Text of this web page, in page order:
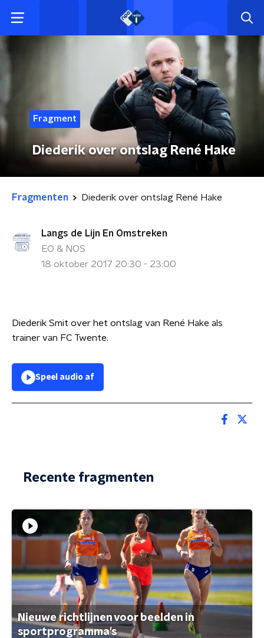
Fragment
Diederik over ontslag René Hake
Fragmenten Diederik over ontslag René Hake
Langs de Lijn En Omstreken
EO & NOS
18 oktober 2017 20:30 - 23:00
Diederik Smit over het ontslag van René Hake als
trainer van FC Twente.
Speel audio af
Recente fragmenten
Nieuwe richtlijnen voor beelden in
sportprogramma's